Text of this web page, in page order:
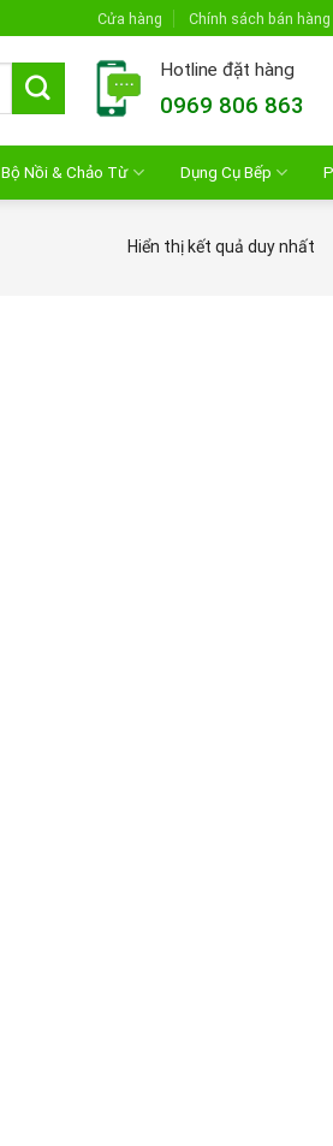
Cửa hàng Chính sách bán hàng
Hotline đặt hàng
0969 806 863
Bộ Nồi & Chảo Từ Dụng Cụ Bếp
Hiển thị kết quả duy nhất